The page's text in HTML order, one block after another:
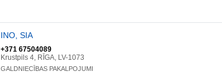
INO, SIA
+371 67504089
Krustpils 4, RĪGA, LV-1073
GALDNIECĪBAS PAKALPOJUMI